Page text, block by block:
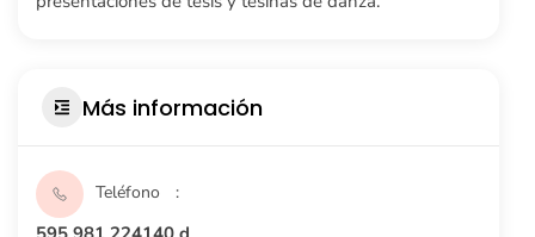
Más información
Teléfono